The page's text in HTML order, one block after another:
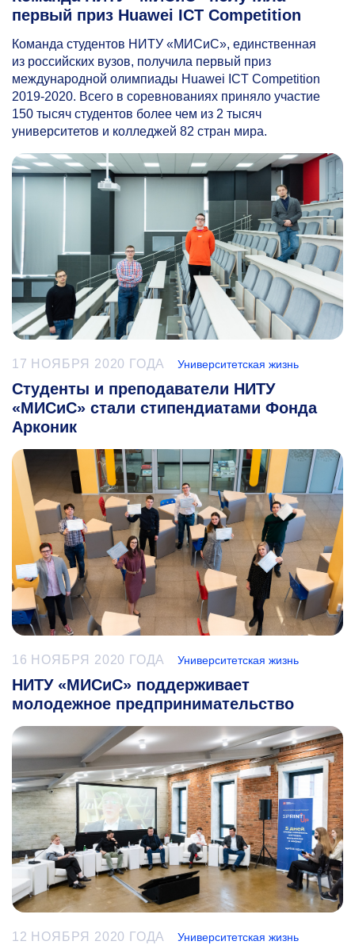
первый приз Huawei ICT Competition
Команда студентов НИТУ «МИСиС», единственная
из российских вузов, получила первый приз
международной олимпиады Huawei ICT Competition
2019-2020. Всего в соревнованиях приняло участие
150 тысяч студентов более чем из 2 тысяч
университетов и колледжей 82 стран мира.
17 НОЯБРЯ 2020 ГОДА Университетская жизнь
Студенты и преподаватели НИТУ
«МИСиС» стали стипендиатами Фонда
Арконик
16 НОЯБРЯ 2020 ГОДА Университетская жизнь
НИТУ «МИСиС» поддерживает
молодежное предпринимательство
12 НОЯБРЯ 2020 ГОДА Университетская жизнь